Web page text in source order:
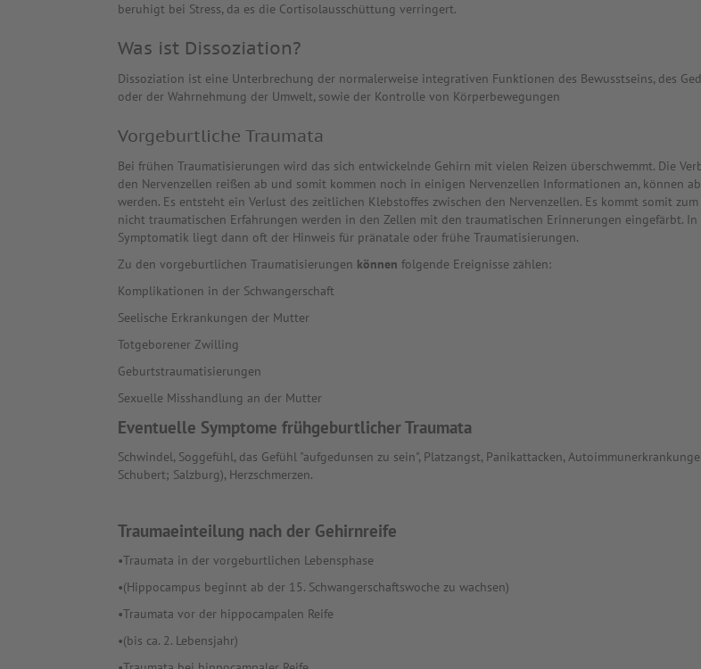
beruhigt bei Stress, da es die Cortisolausschüttung verringert.
Was ist Dissoziation?
Dissoziation ist eine Unterbrechung der normalerweise integrativen Funktionen des Bewusstseins, des
oder der Wahrnehmung der Umwelt, sowie der Kontrolle von Körperbewegungen
Vorgeburtliche Traumata
Bei frühen Traumatisierungen wird das sich entwickelnde Gehirn mit vielen Reizen überschwemmt. Die
den Nervenzellen reißen ab und somit kommen noch in einigen Nervenzellen Informationen an, können
werden. Es entsteht ein Verlust des zeitlichen Klebstoffes zwischen den Nervenzellen. Es kommt somit
nicht traumatischen Erfahrungen werden in den Zellen mit den traumatischen Erinnerungen eingefärbt. In
Symptomatik liegt dann oft der Hinweis für pränatale oder frühe Traumatisierungen.
Zu den vorgeburtlichen Traumatisierungen können folgende Ereignisse zählen:
Komplikationen in der Schwangerschaft
Seelische Erkrankungen der Mutter
Totgeborener Zwilling
Geburtstraumatisierungen
Sexuelle Misshandlung an der Mutter
Eventuelle Symptome frühgeburtlicher Traumata
Schwindel, Soggefühl, das Gefühl "aufgedunsen zu sein", Platzangst, Panikattacken,
Schubert; Salzburg), Herzschmerzen.
Traumaeinteilung nach der Gehirnreife
•Traumata in der vorgeburtlichen Lebensphase
•(Hippocampus beginnt ab der 15. Schwangerschaftswoche zu wachsen)
•Traumata vor der hippocampalen Reife
•(bis ca. 2. Lebensjahr)